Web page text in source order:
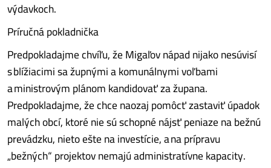
výdavkoch.
Príručná pokladnička
Predpokladajme chvíľu, že Migaľov nápad nijako nesúvisí
s blížiacimi sa župnými a komunálnymi voľbami
a ministrovým plánom kandidovať za župana.
Predpokladajme, že chce naozaj pomôcť zastaviť úpadok
malých obcí, ktoré nie sú schopné nájsť peniaze na bežnú
prevádzku, nieto ešte na investície, a na prípravu
„bežných“ projektov nemajú administratívne kapacity.